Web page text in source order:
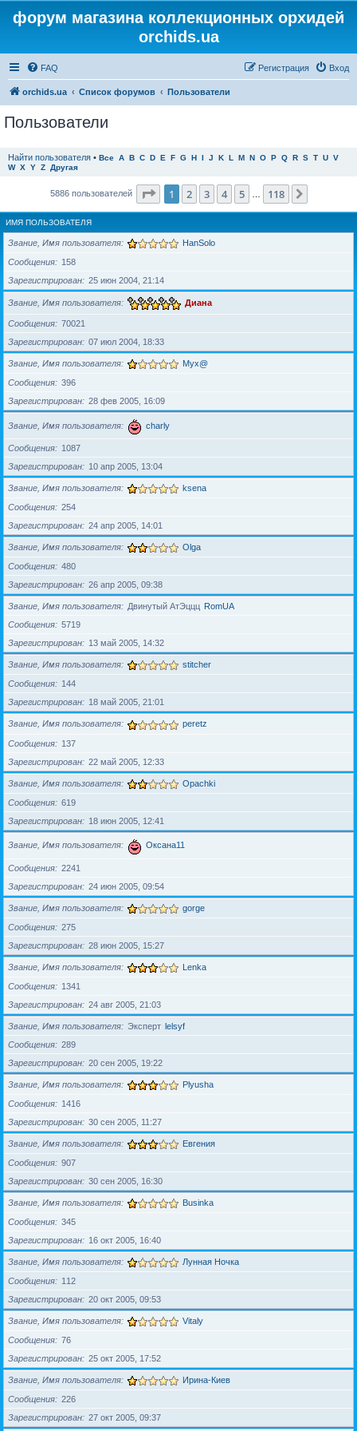
форум магазина коллекционных орхидей
orchids.ua
FAQ Вход
Регистрация
orchids.ua Список форумов Пользователи
Пользователи
Найти пользователя • Все A B C D E F G H I J K L M N O P Q R S T U V
W X Y Z Другая
5886 пользователей Страница из 118
1 2 3 4 5 118
ИМЯ ПОЛЬЗОВАТЕЛЯ
Звание, Имя пользователя HanSolo
Сообщения
158
Зарегистрирован
25 июн 2004, 21:14
Звание, Имя пользователя Диана
Сообщения
70021
Зарегистрирован
07 июл 2004, 18:33
Звание, Имя пользователя Myx@
Сообщения
396
Зарегистрирован
28 фев 2005, 16:09
Звание, Имя пользователя charly
Сообщения
1087
Зарегистрирован
10 апр 2005, 13:04
Звание, Имя пользователя ksena
Сообщения
254
Зарегистрирован
24 апр 2005, 14:01
Звание, Имя пользователя Olga
Сообщения
480
Зарегистрирован
26 апр 2005, 09:38
Звание, Имя пользователя Двинутый АтЭццц RomUA
Сообщения
5719
Зарегистрирован
13 май 2005, 14:32
Звание, Имя пользователя stitcher
Сообщения
144
Зарегистрирован
18 май 2005, 21:01
Звание, Имя пользователя peretz
Сообщения
137
Зарегистрирован
22 май 2005, 12:33
Звание, Имя пользователя Opachki
Сообщения
619
Зарегистрирован
18 июн 2005, 12:41
Звание, Имя пользователя Оксана11
Сообщения
2241
Зарегистрирован
24 июн 2005, 09:54
Звание, Имя пользователя gorge
Сообщения
275
Зарегистрирован
28 июн 2005, 15:27
Звание, Имя пользователя Lenka
Сообщения
1341
Зарегистрирован
24 авг 2005, 21:03
Звание, Имя пользователя Эксперт lelsyf
Сообщения
289
Зарегистрирован
20 сен 2005, 19:22
Звание, Имя пользователя Plyusha
Сообщения
1416
Зарегистрирован
30 сен 2005, 11:27
Звание, Имя пользователя Евгения
Сообщения
907
Зарегистрирован
30 сен 2005, 16:30
Звание, Имя пользователя Businka
Сообщения
345
Зарегистрирован
16 окт 2005, 16:40
Звание, Имя пользователя Лунная Ночка
Сообщения
112
Зарегистрирован
20 окт 2005, 09:53
Звание, Имя пользователя Vitaly
Сообщения
76
Зарегистрирован
25 окт 2005, 17:52
Звание, Имя пользователя Ирина-Киев
Сообщения
226
Зарегистрирован
27 окт 2005, 09:37